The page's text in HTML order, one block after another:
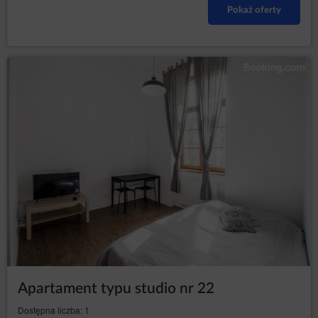
W każdym przypadku osoba, której dane dotyczą, może
również skontaktować się bezpośrednio z inspektorem
ochrony danych Administratora za pomocą wiadomości e-
mail lub pisemnie na adres Administratora danych, podany
w dziale I punkcie 2 niniejszej Polityki Prywatności i
Polityka prywatności i cookies może być uzupełniana lub
uaktualniana zgodnie z bieżącymi potrzebami
Administratora w celu zapewnienia aktualnej i rzetelnej
informacji Gościom/Użytkownikom.
Cookies
Serwis realizuje funkcje pozyskiwania informacji o
Gościach, Użytkownikach Serwisu i ich zachowaniu w
następujący sposób:
formularzach informacje w celach wynikających z
Pokaż oferty
Apartament typu studio nr 22
Dostępna liczba: 1